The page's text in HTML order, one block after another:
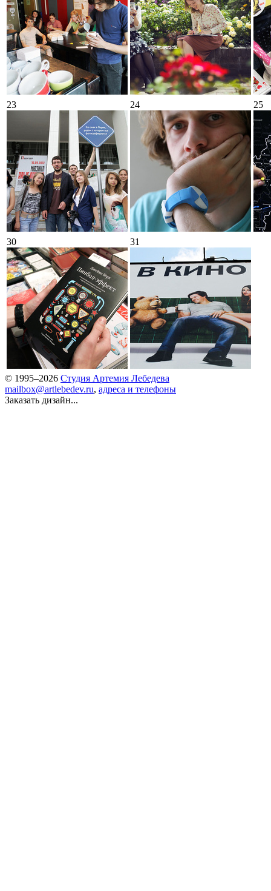
23 24 25
30 31
© 1995–2026 Студия Артемия Лебедева
mailbox@artlebedev.ru, адреса и телефоны
Заказать дизайн...